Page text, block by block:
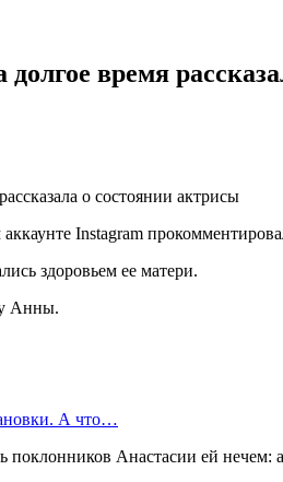
время
Instagram
здоровьем ее матери.
Анны.
А что…
поклонников Анастасии ей нечем: